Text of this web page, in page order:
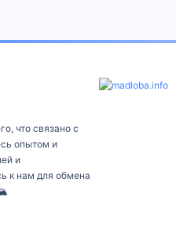
что связано с
опытом и
и
к нам для обмена